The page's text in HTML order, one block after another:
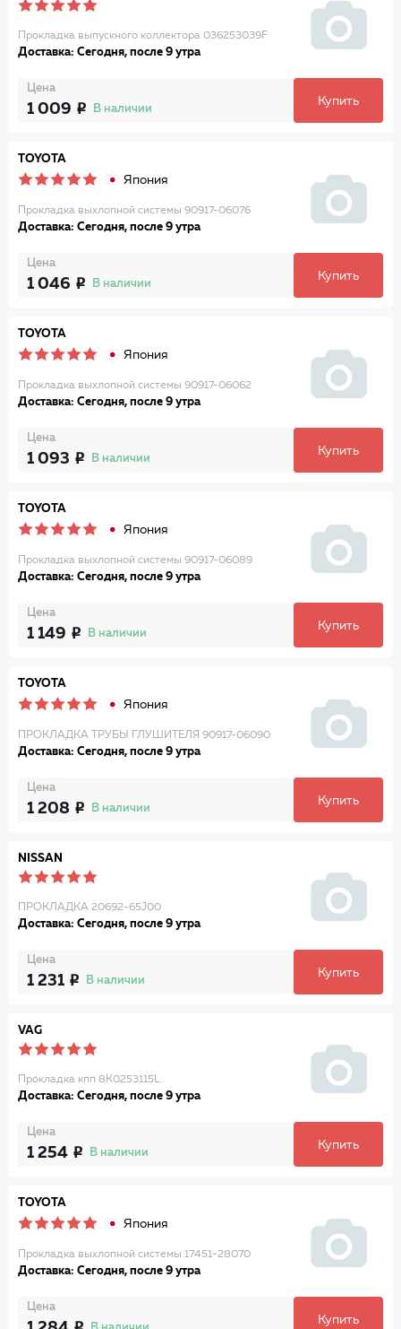
Прокладка выпускного коллектора 036253039F
Доставка: Сегодня, после 9 утра
Цена
1 009 В наличии
Купить
TOYOTA
Япония
Прокладка выхлопной системы 90917-06076
Доставка: Сегодня, после 9 утра
Цена
1 046 В наличии
Купить
TOYOTA
Япония
Прокладка выхлопной системы 90917-06062
Доставка: Сегодня, после 9 утра
Цена
1 093 В наличии
Купить
TOYOTA
Япония
Прокладка выхлопной системы 90917-06089
Доставка: Сегодня, после 9 утра
Цена
1 149 В наличии
Купить
TOYOTA
Япония
ПРОКЛАДКА ТРУБЫ ГЛУШИТЕЛЯ 90917-06090
Доставка: Сегодня, после 9 утра
Цена
1 208 В наличии
Купить
NISSAN
ПРОКЛАДКА 20692-65J00
Доставка: Сегодня, после 9 утра
Цена
1 231 В наличии
Купить
VAG
Пpокладка кпп 8K0253115L
Доставка: Сегодня, после 9 утра
Цена
1 254 В наличии
Купить
TOYOTA
Япония
Прокладка выхлопной системы 17451-28070
Доставка: Сегодня, после 9 утра
Цена
Купить